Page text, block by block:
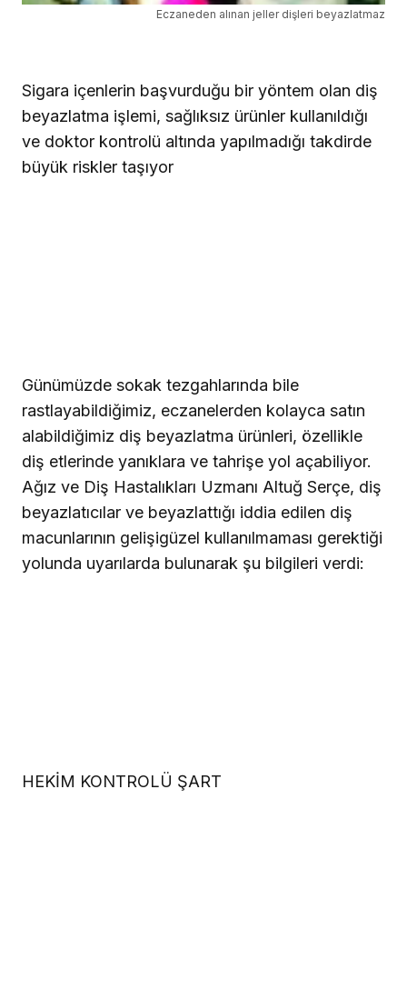
Eczaneden alınan jeller dişleri beyazlatmaz
Sigara içenlerin başvurduğu bir yöntem olan diş
beyazlatma işlemi, sağlıksız ürünler kullanıldığı
ve doktor kontrolü altında yapılmadığı takdirde
büyük riskler taşıyor
Günümüzde sokak tezgahlarında bile
rastlayabildiğimiz, eczanelerden kolayca satın
alabildiğimiz diş beyazlatma ürünleri, özellikle
diş etlerinde yanıklara ve tahrişe yol açabiliyor.
Ağız ve Diş Hastalıkları Uzmanı Altuğ Serçe, diş
beyazlatıcılar ve beyazlattığı iddia edilen diş
macunlarının gelişigüzel kullanılmaması gerektiği
yolunda uyarılarda bulunarak şu bilgileri verdi:
HEKİM KONTROLÜ ŞART